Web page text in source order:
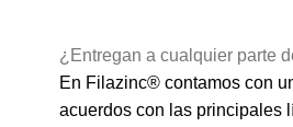
¿Entregan a cualquier parte
En Filazinc® contamos con
acuerdos con las principales